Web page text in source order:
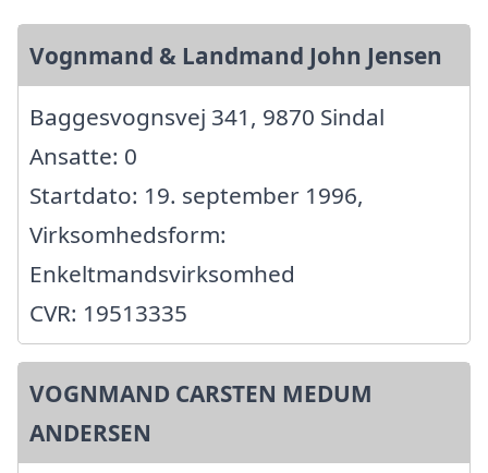
Vognmand & Landmand John Jensen
Baggesvognsvej 341, 9870 Sindal
Ansatte: 0
Startdato: 19. september 1996,
Virksomhedsform:
Enkeltmandsvirksomhed
CVR: 19513335
VOGNMAND CARSTEN MEDUM
ANDERSEN